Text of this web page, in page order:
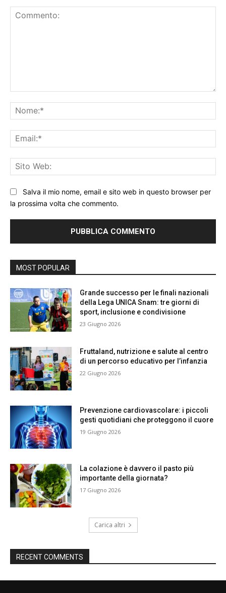
Salva il mio nome, email e sito web in questo browser per
la prossima volta che commento.
MOST POPULAR
Grande successo per le finali nazionali
della Lega UNICA Snam: tre giorni di
sport, inclusione e condivisione
23 Giugno 2026
Fruttaland, nutrizione e salute al centro
di un percorso educativo per l’infanzia
22 Giugno 2026
Prevenzione cardiovascolare: i piccoli
gesti quotidiani che proteggono il cuore
19 Giugno 2026
La colazione è davvero il pasto più
importante della giornata?
17 Giugno 2026
Carica altri
RECENT COMMENTS